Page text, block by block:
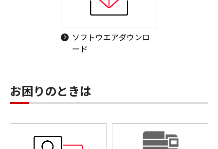
ソフトウエアダウンロ
ード
お困りのときは